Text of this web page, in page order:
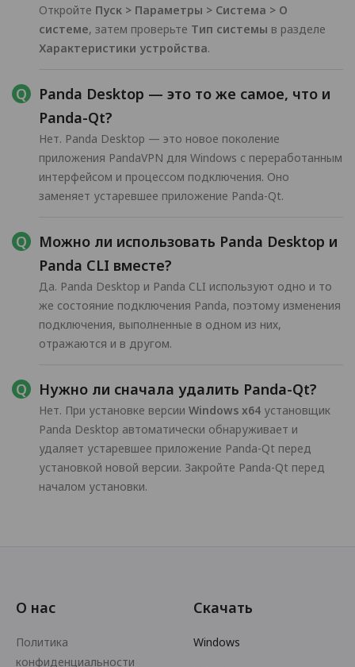
Откройте Пуск > Параметры > Система > О
системе, затем проверьте Тип системы в разделе
Характеристики устройства.
Panda Desktop — это то же самое, что и
Panda-Qt?
Нет. Panda Desktop — это новое поколение
приложения PandaVPN для Windows с переработанным
интерфейсом и процессом подключения. Оно
заменяет устаревшее приложение Panda-Qt.
Можно ли использовать Panda Desktop и
Panda CLI вместе?
Да. Panda Desktop и Panda CLI используют одно и то
же состояние подключения Panda, поэтому изменения
подключения, выполненные в одном из них,
отражаются и в другом.
Нужно ли сначала удалить Panda-Qt?
Нет. При установке версии Windows x64 установщик
Panda Desktop автоматически обнаруживает и
удаляет устаревшее приложение Panda-Qt перед
установкой новой версии. Закройте Panda-Qt перед
началом установки.
О нас
Политика
конфиденциальности
Скачать
Windows